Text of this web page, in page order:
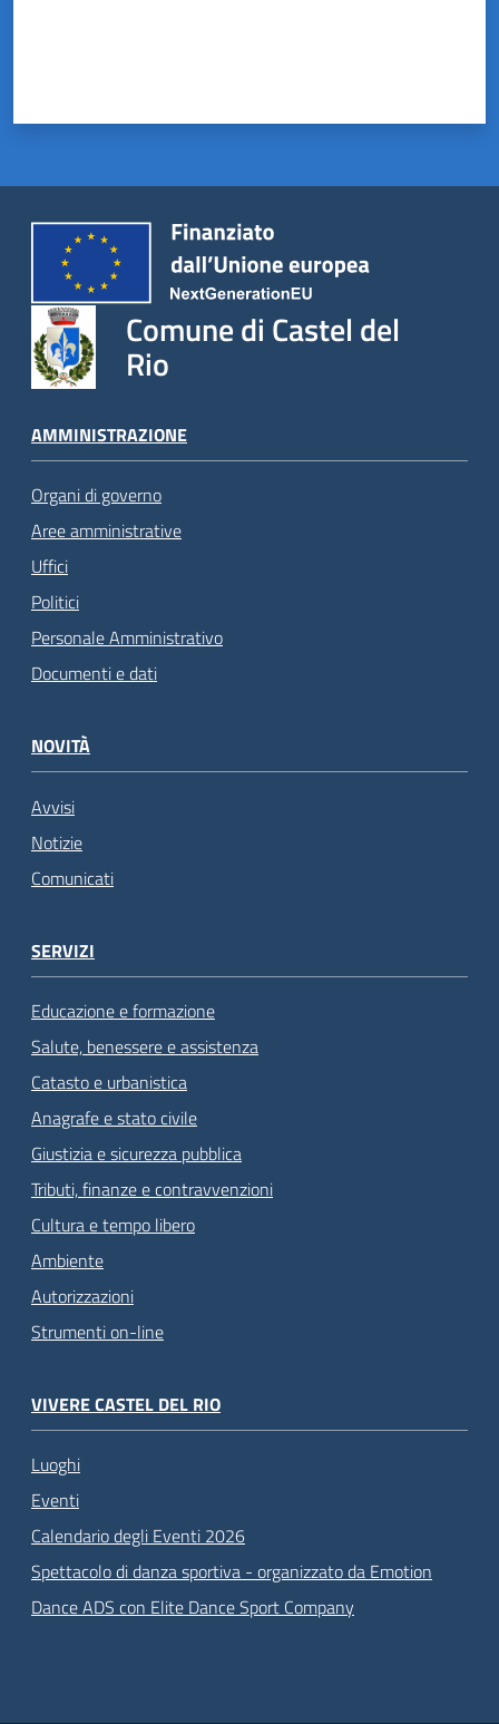
Comune di Castel del
Rio
AMMINISTRAZIONE
Organi di governo
Aree amministrative
Uffici
Politici
Personale Amministrativo
Documenti e dati
NOVITÀ
Avvisi
Notizie
Comunicati
SERVIZI
Educazione e formazione
Salute, benessere e assistenza
Catasto e urbanistica
Anagrafe e stato civile
Giustizia e sicurezza pubblica
Tributi, finanze e contravvenzioni
Cultura e tempo libero
Ambiente
Autorizzazioni
Strumenti on-line
VIVERE CASTEL DEL RIO
Luoghi
Eventi
Calendario degli Eventi 2026
Spettacolo di danza sportiva - organizzato da Emotion
Dance ADS con Elite Dance Sport Company